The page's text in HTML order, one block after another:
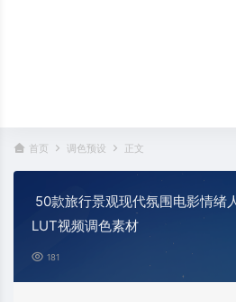
首页 调色预设 正文
50款旅行景观现代氛围电影情绪
LUT视频调色素材
181